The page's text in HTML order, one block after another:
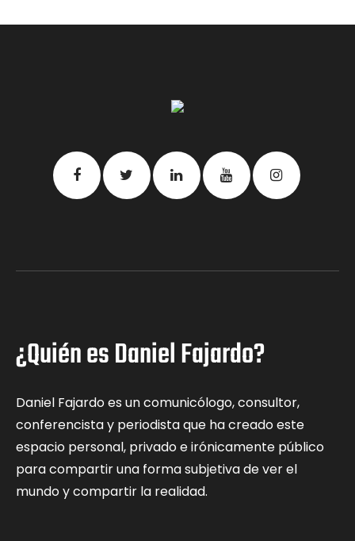
¿Quién es Daniel Fajardo?
Daniel Fajardo es un comunicólogo, consultor,
conferencista y periodista que ha creado este
espacio personal, privado e irónicamente público
para compartir una forma subjetiva de ver el
mundo y compartir la realidad.